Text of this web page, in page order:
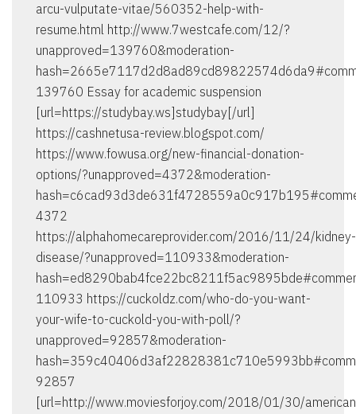
arcu-vulputate-vitae/560352-help-with-
resume.html http://www.7westcafe.com/12/?
unapproved=139760&moderation-
139760 Essay for academic suspension
[url=https://studybay.ws]studybay[/url]
https://cashnetusa-review.blogspot.com/
https://www.fowusa.org/new-financial-donation-
options/?unapproved=4372&moderation-
4372
https://alphahomecareprovider.com/2016/11/24/kidney-
disease/?unapproved=110933&moderation-
110933 https://cuckoldz.com/who-do-you-want-
your-wife-to-cuckold-you-with-poll/?
unapproved=92857&moderation-
92857
[url=http://www.moviesforjoy.com/2018/01/30/